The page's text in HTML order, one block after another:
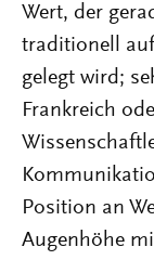
Wert, der
traditionell
gelegt wird;
Frankreich
Position an
Augenhöhe